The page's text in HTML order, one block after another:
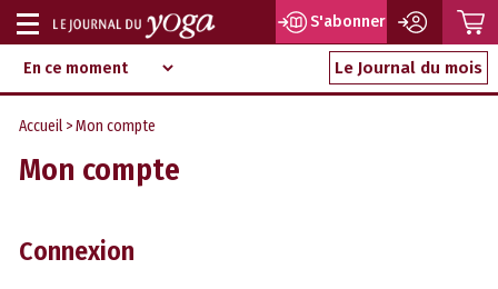
Aller
au
contenu
d‘information
indépendant
Afficher
ou
masquer
la
navigation
S'abonner
Le Journal du mois
Accueil > Mon compte
Mon compte
Connexion